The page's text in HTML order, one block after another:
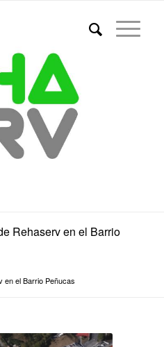
Rehaserv en el Barrio
en el Barrio Peñucas